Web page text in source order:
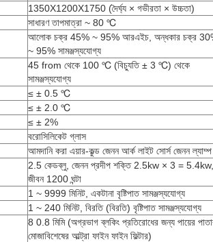
1350X1200X1750 (দৈর্ঘ্য × গভীরতা × উচ্চতা)
সাধারণ তাপমাত্রা ~ 80 ℃
আলোক চক্র 45% ~ 95% আরএইচ, অন্ধকার চক্র
~ 95% সামঞ্জস্যযোগ্য
45 from থেকে 100 ℃ (বিচ্যুতি ± 3 ℃) থেকে
সামঞ্জস্যযোগ্য
≤ ± 0.5 ℃
≤ ± 2.0 ℃
≤ ± 2%
বরোসিলিকেট গ্লাস
আমদানি করা এয়ার-কুল্ড জেনন আর্ক লাইট সোর্স জেনন ল্যাম্প
2.5 কেডব্লু, জেনন প্রদীপ শক্তি 2.5kw × 3 = 5.4kw,
জীবন 1200 ঘন্টা
1 ~ 9999 মিনিট, একটানা বৃষ্টিপাত সামঞ্জস্যযোগ্য
1 ~ 240 মিনিট, বিরতি (বিরতি) বৃষ্টিপাত সামঞ্জস্যযোগ্য
8 0.8 মিমি (অগ্রভাগ ব্লকিং প্রতিরোধের জন্য পায়ের
মোজাবিশেষের আল্ট্রা ফাইন ফাইন ফিল্টার)